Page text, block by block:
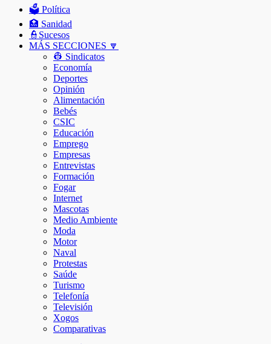
🗳️ Política
🏥 Sanidad
👮Sucesos
MÁS SECCIONES 🔽
👷 Sindicatos
Economía
Deportes
Opinión
Alimentación
Bebés
CSIC
Educación
Emprego
Empresas
Entrevistas
Formación
Fogar
Internet
Mascotas
Medio Ambiente
Moda
Motor
Naval
Protestas
Saúde
Turismo
Telefonía
Televisión
Xogos
Comparativas